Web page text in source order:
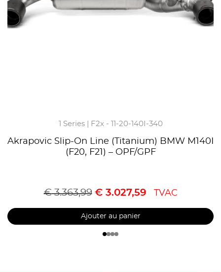
1 Series | F2x - 11-20-140I-340
Akrapovic Slip-On Line (Titanium) BMW M140I
(F20, F21) – OPF/GPF
€3.363,99 €3.027,59 TVAC
Ajouter au panier